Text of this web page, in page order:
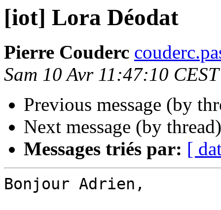
[iot] Lora Déodat
Pierre Couderc
Sam 10 Avr 11:47:10
Previous message (by
Next message (by
Messages triés par: [
Bonjour Adrien,